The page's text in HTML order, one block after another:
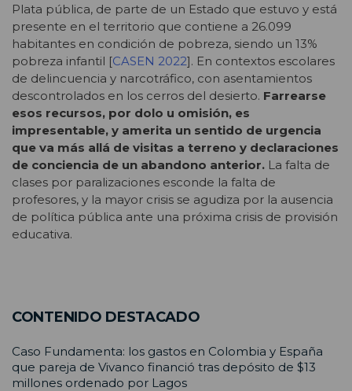
Plata pública, de parte de un Estado que estuvo y está
presente en el territorio que contiene a 26.099
habitantes en condición de pobreza, siendo un 13%
pobreza infantil [CASEN 2022]. En contextos escolares
de delincuencia y narcotráfico, con asentamientos
descontrolados en los cerros del desierto. Farrearse
esos recursos, por dolo u omisión, es
impresentable, y amerita un sentido de urgencia
que va más allá de visitas a terreno y declaraciones
de conciencia de un abandono anterior. La falta de
clases por paralizaciones esconde la falta de
profesores, y la mayor crisis se agudiza por la ausencia
de política pública ante una próxima crisis de provisión
educativa.
CONTENIDO DESTACADO
Caso Fundamenta: los gastos en Colombia y España
que pareja de Vivanco financió tras depósito de $13
millones ordenado por Lagos